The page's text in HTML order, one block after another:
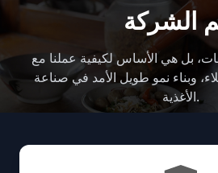
الشركة
بل هي الأساس لكيفية عملنا مع
وبناء نمو طويل الأمد في صناعة
الأغذية.